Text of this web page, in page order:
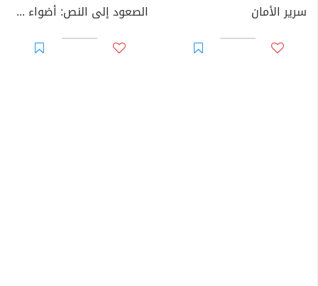
سرير الأمان الصعود إلى النص: أضواء على خطاب إبراهيم خليل النقدي